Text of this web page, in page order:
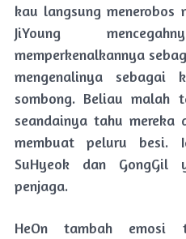
kau langsung menerobos
JiYoung
memperkenalkannya
mengenalinya sebagai
sombong. Beliau malah
seandainya tahu
membuat peluru besi.
SuHyeok dan GongGil
penjaga.
HeOn tambah emosi